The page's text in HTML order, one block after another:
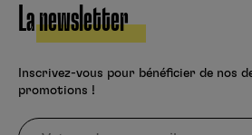
La newsletter
Inscrivez-vous pour bénéficier de nos
promotions !